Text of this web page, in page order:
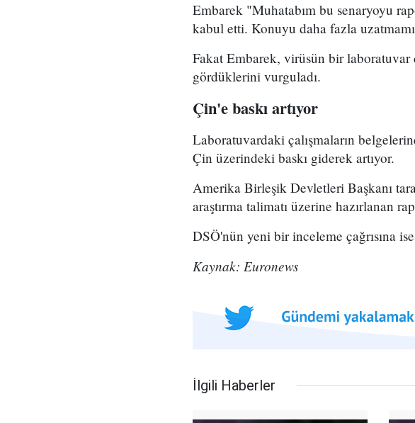
Embarek "Muhatabım bu senaryoyu
kabul etti. Konuyu daha fazla
Fakat Embarek, virüsün bir laboratuvar
gördüklerini vurguladı.
Çin'e baskı artıyor
Laboratuvardaki çalışmaların
Çin üzerindeki baskı giderek artıyor.
Amerika Birleşik Devletleri Başkanı
araştırma talimatı üzerine hazırlanan
DSÖ'nün yeni bir inceleme çağrısına
Kaynak: Euronews
İlgili Haberler